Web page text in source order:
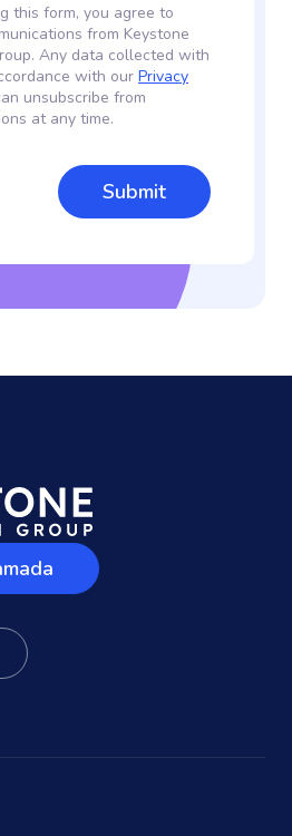
this form, you agree to
from Keystone
Any data collected with
with our Privacy
unsubscribe from
at any time.